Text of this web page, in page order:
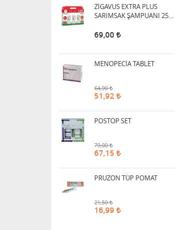
ZİGAVUS EXTRA PLUS
SARIMSAK ŞAMPUANI 250
69,00
MENOPECİA TABLET
64,90
51,92
POSTOP SET
79,00
67,15
PRUZON TÜP POMAT
21,50
16,99